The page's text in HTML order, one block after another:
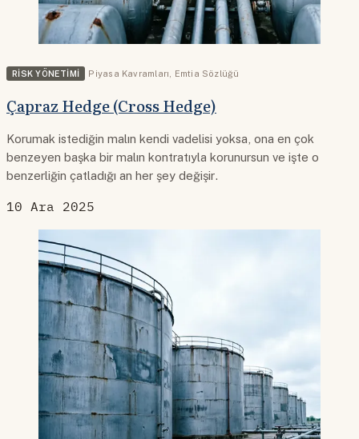
RISK YÖNETIMI Piyasa Kavramları Emtia Sözlüğü
Çapraz Hedge (Cross Hedge)
Korumak istediğin malın kendi vadelisi yoksa, ona en çok
benzeyen başka bir malın kontratıyla korunursun ve işte o
benzerliğin çatladığı an her şey değişir.
10 Ara 2025